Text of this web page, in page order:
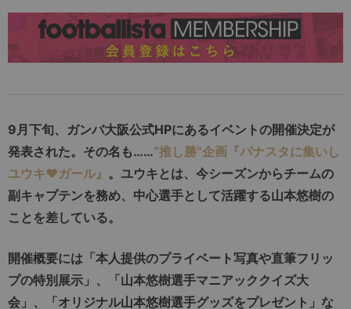
9月下旬、ガンバ大阪公式HPにあるイベントの開催決定が
発表された。その名も……“推し勝”企画『パナスタに集いし
ユウキ♥ガール』 。ユウキとは、今シーズンからチームの
副キャプテンを務め、中心選手として活躍する山本悠樹の
ことを差している。
開催概要には「本人提供のプライベート写真や直筆フリッ
プの特別展示」、「山本悠樹選手マニアッククイズ大
会」、「オリジナル山本悠樹選手グッズをプレゼント」な